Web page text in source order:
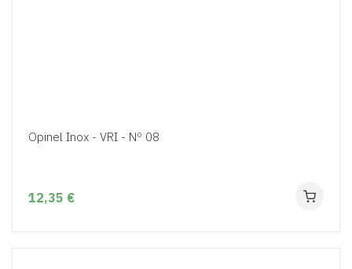
Opinel Inox - VRI - Nº 08
12,35 €